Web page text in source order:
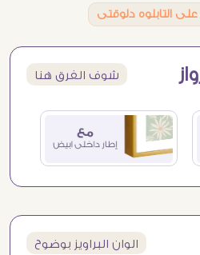
التابلوه دلوقتى
شوف الفرق هنا
الوان البراويز بوضوح